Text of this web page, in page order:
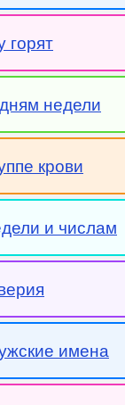
горят
недели
крови
и числам
имена